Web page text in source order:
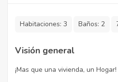
Habitaciones: 3 Baños: 2
Visión general
¡Mas que una vivienda, un Hogar!